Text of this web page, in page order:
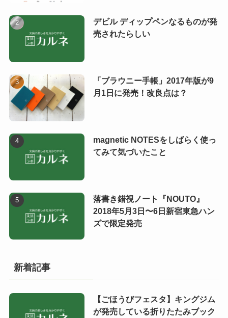
デビル ディップペンなるものが発
売されたらしい
「ブラウニー手帳」2017年版が9
月1日に発売！改良点は？
magnetic NOTESをしばらく使っ
てみて気づいたこと
落書き錯視ノート『NOUTO』
2018年5月3日〜6日新宿東急ハン
ズで限定発売
新着記事
【ごほうびフェスタ】キングジム
が発売している折りたたみブック